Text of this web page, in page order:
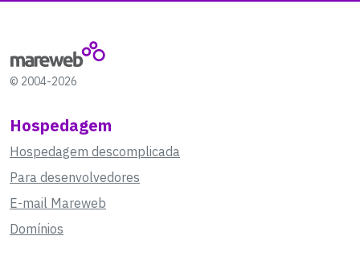
© 2004-2026
Hospedagem
Hospedagem descomplicada
Para desenvolvedores
E-mail Mareweb
Domínios